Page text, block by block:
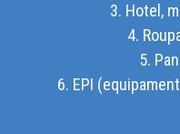
3. Hotel,
4.
5.
6. EPI